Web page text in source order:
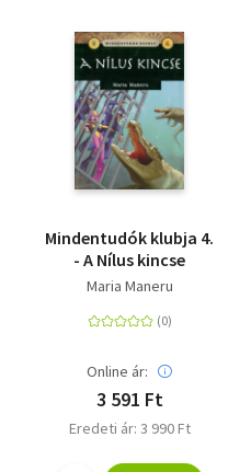
Mindentudók klubja 4.
- A Nílus kincse
Maria Maneru
Online ár:
3 591 Ft
Eredeti ár: 3 990 Ft